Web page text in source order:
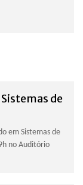
de
em Sistemas de
no Auditório